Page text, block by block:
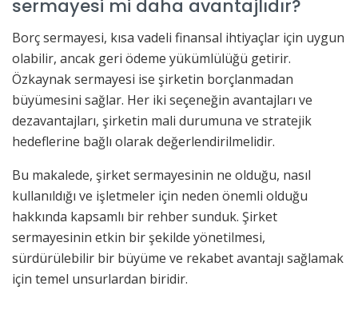
sermayesi mi daha avantajlıdır?
Borç sermayesi, kısa vadeli finansal ihtiyaçlar için uygun
olabilir, ancak geri ödeme yükümlülüğü getirir.
Özkaynak sermayesi ise şirketin borçlanmadan
büyümesini sağlar. Her iki seçeneğin avantajları ve
dezavantajları, şirketin mali durumuna ve stratejik
hedeflerine bağlı olarak değerlendirilmelidir.
Bu makalede, şirket sermayesinin ne olduğu, nasıl
kullanıldığı ve işletmeler için neden önemli olduğu
hakkında kapsamlı bir rehber sunduk. Şirket
sermayesinin etkin bir şekilde yönetilmesi,
sürdürülebilir bir büyüme ve rekabet avantajı sağlamak
için temel unsurlardan biridir.